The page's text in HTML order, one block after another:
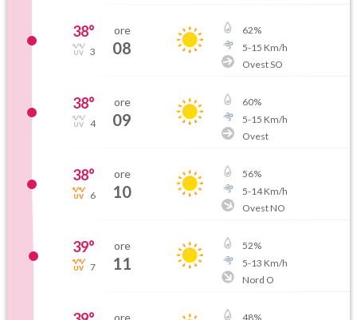
38°
3
ore
08
62%
5-15 Km/h
Ovest SO
38°
4
ore
09
60%
5-15 Km/h
Ovest
38°
6
ore
10
56%
5-14Km/h
Ovest NO
39°
7
ore
11
52%
5-13 Km/h
Nord O
ore 48%